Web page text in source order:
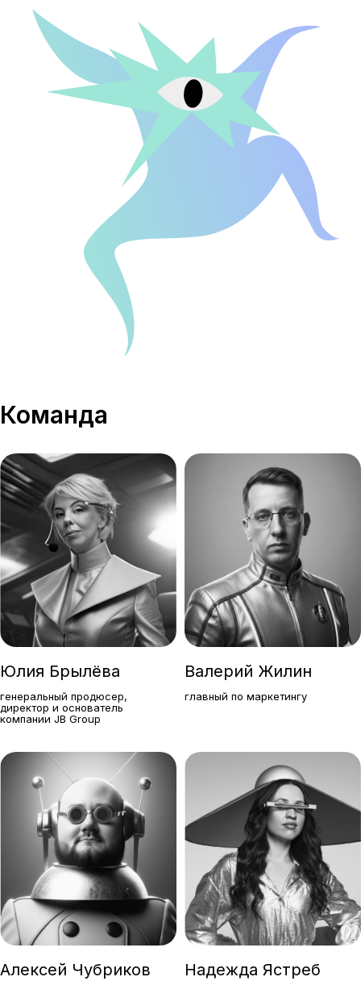
Команда
Юлия Брылёва
генеральный продюсер,
директор и основатель
компании JB Group
Валерий Жилин
главный по маркетингу
Алексей Чубриков Надежда Ястреб
Я согласен(-на) с Политикой конфиденциальности
отправить
Пора делать контент,
который работает
2017-2025
​Проспект 100-летия Владивостока, 155 к10​
С любовью к своему делу!
политика конфиденциальности
+7 (423) 274-30-00
INFO@JB-GROUP.RU